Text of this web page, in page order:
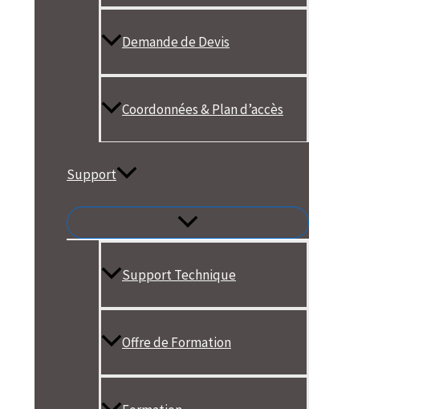
Demande de Devis
Coordonnées & Plan d’accès
Support
Support Technique
Offre de Formation